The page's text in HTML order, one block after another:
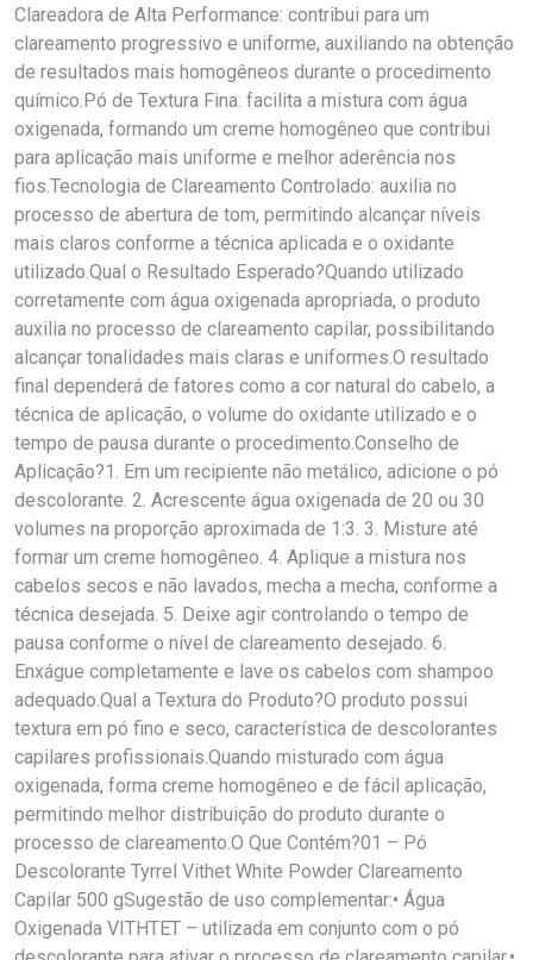
Clareadora de Alta Performance: contribui para um
clareamento progressivo e uniforme, auxiliando na obtenção
de resultados mais homogêneos durante o procedimento
químico.Pó de Textura Fina: facilita a mistura com água
oxigenada, formando um creme homogêneo que contribui
para aplicação mais uniforme e melhor aderência nos
fios.Tecnologia de Clareamento Controlado: auxilia no
processo de abertura de tom, permitindo alcançar níveis
mais claros conforme a técnica aplicada e o oxidante
utilizado.Qual o Resultado Esperado?Quando utilizado
corretamente com água oxigenada apropriada, o produto
auxilia no processo de clareamento capilar, possibilitando
alcançar tonalidades mais claras e uniformes.O resultado
final dependerá de fatores como a cor natural do cabelo, a
técnica de aplicação, o volume do oxidante utilizado e o
tempo de pausa durante o procedimento.Conselho de
Aplicação?1. Em um recipiente não metálico, adicione o pó
descolorante. 2. Acrescente água oxigenada de 20 ou 30
volumes na proporção aproximada de 1:3. 3. Misture até
formar um creme homogêneo. 4. Aplique a mistura nos
cabelos secos e não lavados, mecha a mecha, conforme a
técnica desejada. 5. Deixe agir controlando o tempo de
pausa conforme o nível de clareamento desejado. 6.
Enxágue completamente e lave os cabelos com shampoo
adequado.Qual a Textura do Produto?O produto possui
textura em pó fino e seco, característica de descolorantes
capilares profissionais.Quando misturado com água
oxigenada, forma creme homogêneo e de fácil aplicação,
permitindo melhor distribuição do produto durante o
processo de clareamento.O Que Contém?01 – Pó
Descolorante Tyrrel Vithet White Powder Clareamento
Capilar 500 gSugestão de uso complementar:• Água
Oxigenada VITHTET – utilizada em conjunto com o pó